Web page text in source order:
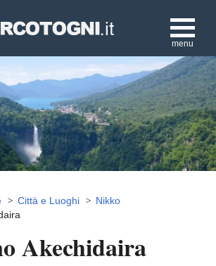
menu
Città e Luoghi
Nikko
Akechidaira